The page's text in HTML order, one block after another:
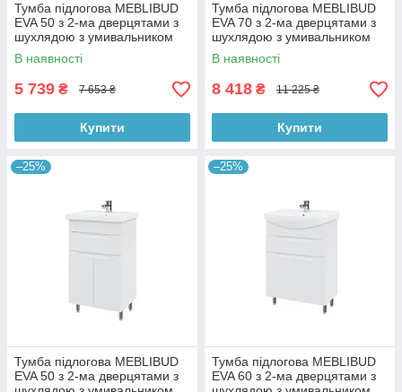
Тумба підлогова MEBLIBUD
EVA 50 з 2-ма дверцятами з
шухлядою з умивальником
Cersanit Cersania 50см біла
В наявності
5 739 ₴ 7 653 ₴
Купити
Тумба підлогова MEBLIBUD
EVA 70 з 2-ма дверцятами з
шухлядою з умивальником
Cers 70см біла
В наявності
8 418 ₴ 11 225 ₴
Купити
–25%
Тумба підлогова MEBLIBUD
EVA 50 з 2-ма дверцятами з
–25%
Тумба підлогова MEBLIBUD
EVA 60 з 2-ма дверцятами з